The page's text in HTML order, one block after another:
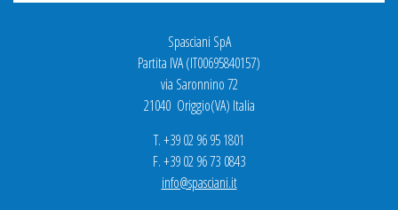
Spasciani SpA
Partita IVA (IT00695840157)
via Saronnino 72
21040 Origgio(VA) Italia
T. +39 02 96 95 1801
F. +39 02 96 73 0843
info@spasciani.it